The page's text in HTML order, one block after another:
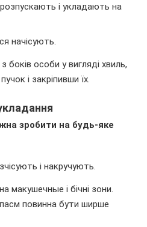
і укладають на
начісують.
боків особи у вигляді хвиль,
і закріпивши їх.
зробити на будь-яке
і накручують.
макушечные і бічні зони.
повинна бути ширше